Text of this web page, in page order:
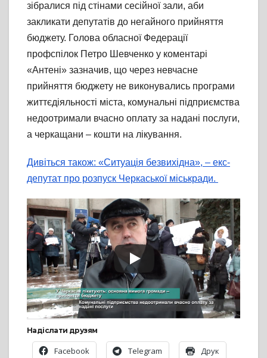
зібралися під стінами сесійної зали, аби
закликати депутатів до негайного прийняття
бюджету. Голова обласної Федерації
профспілок Петро Шевченко у коментарі
«Антені» зазначив, що через невчасне
прийняття бюджету не виконувались програми
життєдіяльності міста, комунальні підприємства
недоотримали вчасно оплату за надані послуги,
а черкащани – кошти на лікування.
Дивіться також: «Ситуація безвихідна», – екс-
депутат про розпуск Черкаської міськради.
Надіслати друзям
Facebook Telegram Друк